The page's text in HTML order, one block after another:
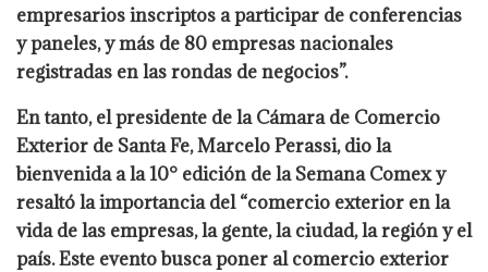
empresarios inscriptos a participar de conferencias
y paneles, y más de 80 empresas nacionales
registradas en las rondas de negocios”.
En tanto, el presidente de la Cámara de Comercio
Exterior de Santa Fe, Marcelo Perassi, dio la
bienvenida a la 10° edición de la Semana Comex y
resaltó la importancia del “comercio exterior en la
vida de las empresas, la gente, la ciudad, la región y el
país. Este evento busca poner al comercio exterior